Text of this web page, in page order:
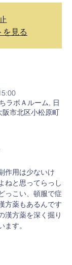
を見る
ラボＡルーム, 日
市北区小松原町
作用は少ないけ
ねと思ってらっし
っこい、頓服で症
方薬もあるんです
漢方薬を深く掘り
す。